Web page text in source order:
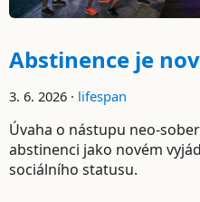
Abstinence je
3. 6. 2026 · lifespan
Úvaha o nástupu neo-
abstinenci jako novém
sociálního statusu.